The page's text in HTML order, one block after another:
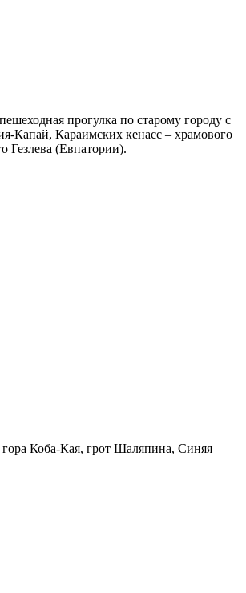
прогулка по старому городу с
Капай, Караимских кенасс – храмового
Гезлева (Евпатории).
Коба-Кая, грот Шаляпина, Синяя